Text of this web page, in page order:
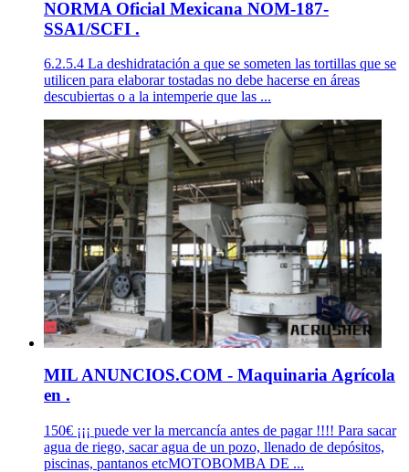
NORMA Oficial Mexicana NOM-187-
SSA1/SCFI .
6.2.5.4 La deshidratación a que se someten las tortillas que se
utilicen para elaborar tostadas no debe hacerse en áreas
descubiertas o a la intemperie que las ...
MIL ANUNCIOS.COM - Maquinaria Agrícola
en .
150€ ¡¡¡ puede ver la mercancía antes de pagar !!!! Para sacar
agua de riego, sacar agua de un pozo, llenado de depósitos,
piscinas, pantanos etcMOTOBOMBA DE ...